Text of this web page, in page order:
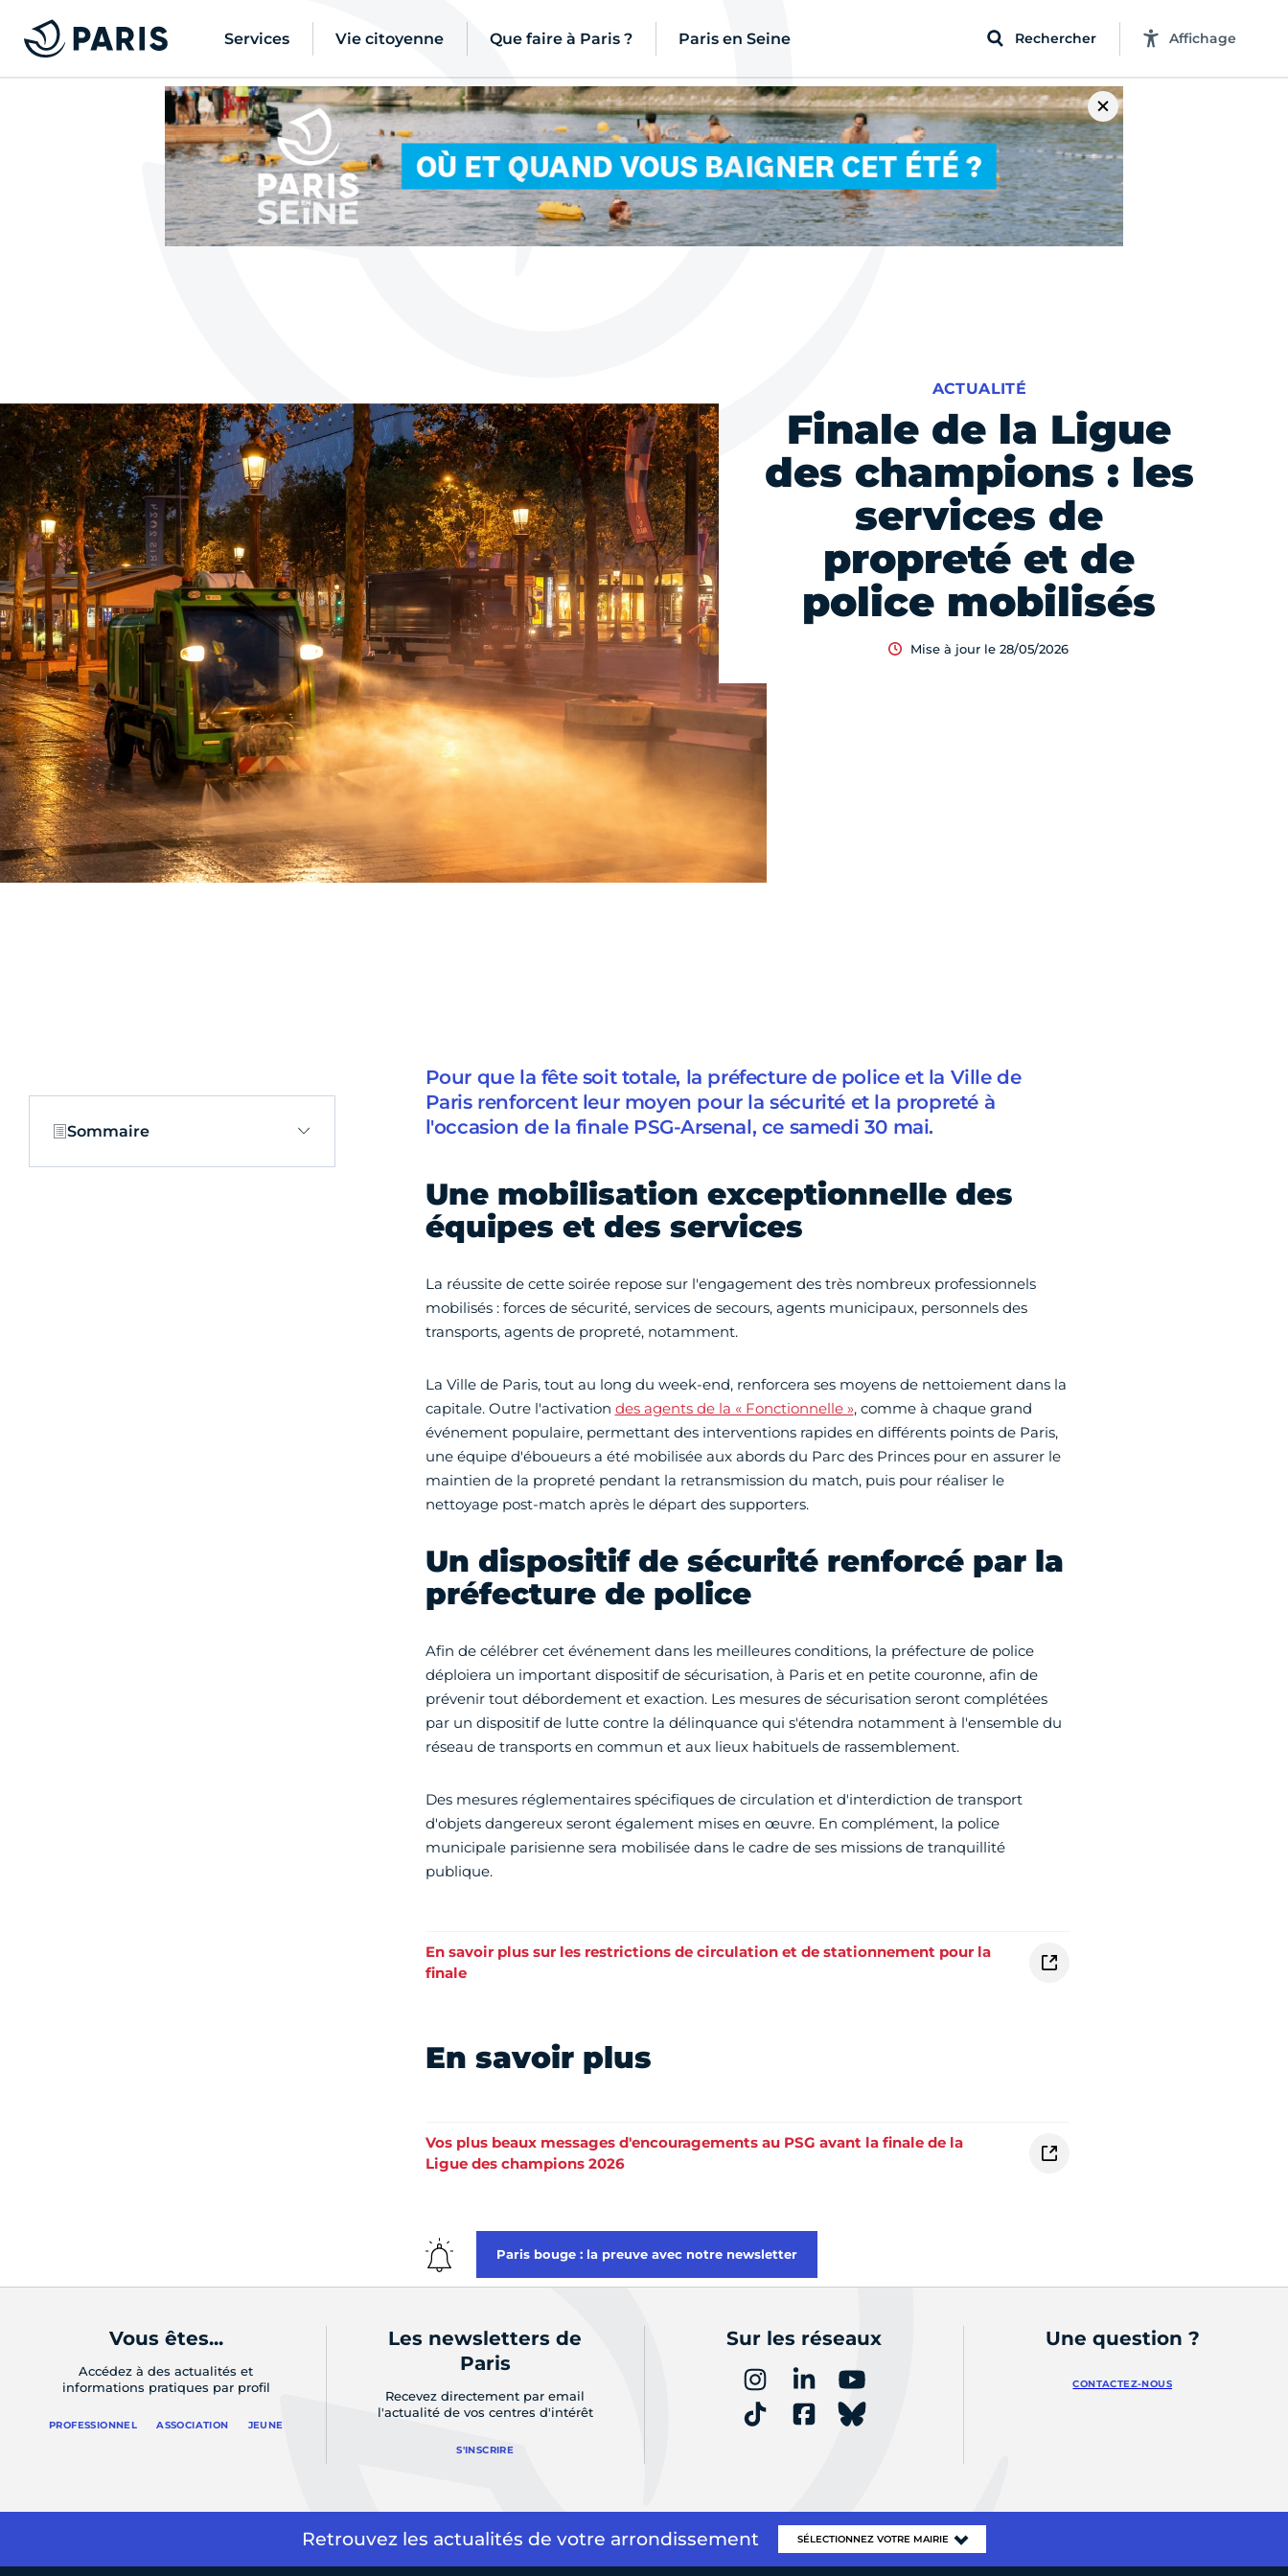
Services Vie citoyenne Que faire à Paris ? Paris en Seine Rechercher Affichage
Finale de la Ligue
des champions : les
services de
propreté et de
police mobilisés
ACTUALITÉ
Mise à jour le 28/05/2026
Sommaire
Pour que la fête soit totale, la préfecture de police et la Ville de
Paris renforcent leur moyen pour la sécurité et la propreté à
l'occasion de la finale PSG-Arsenal, ce samedi 30 mai.
Une mobilisation exceptionnelle des
équipes et des services
La réussite de cette soirée repose sur l'engagement des très nombreux professionnels
mobilisés : forces de sécurité, services de secours, agents municipaux, personnels des
transports, agents de propreté, notamment.
La Ville de Paris, tout au long du week-end, renforcera ses moyens de nettoiement dans la
capitale. Outre l'activation des agents de la « Fonctionnelle », comme à chaque grand
événement populaire, permettant des interventions rapides en différents points de Paris,
une équipe d'éboueurs a été mobilisée aux abords du Parc des Princes pour en assurer le
maintien de la propreté pendant la retransmission du match, puis pour réaliser le
nettoyage post-match après le départ des supporters.
Un dispositif de sécurité renforcé par la
préfecture de police
Afin de célébrer cet événement dans les meilleures conditions, la préfecture de police
déploiera un important dispositif de sécurisation, à Paris et en petite couronne, afin de
prévenir tout débordement et exaction. Les mesures de sécurisation seront complétées
par un dispositif de lutte contre la délinquance qui s'étendra notamment à l'ensemble du
réseau de transports en commun et aux lieux habituels de rassemblement.
Des mesures réglementaires spécifiques de circulation et d'interdiction de transport
d'objets dangereux seront également mises en œuvre. En complément, la police
municipale parisienne sera mobilisée dans le cadre de ses missions de tranquillité
publique.
En savoir plus sur les restrictions de circulation et de stationnement pour la
finale
En savoir plus
Vos plus beaux messages d'encouragements au PSG avant la finale de la
Ligue des champions 2026
Paris bouge : la preuve avec notre newsletter
Vous êtes...
Accédez à des actualités et
informations pratiques par profil
PROFESSIONNEL ASSOCIATION JEUNE
Les newsletters de
Paris
Recevez directement par email
l'actualité de vos centres d'intérêt
S'INSCRIRE
Sur les réseaux Une question ?
CONTACTEZ-NOUS
Retrouvez les actualités de votre arrondissement